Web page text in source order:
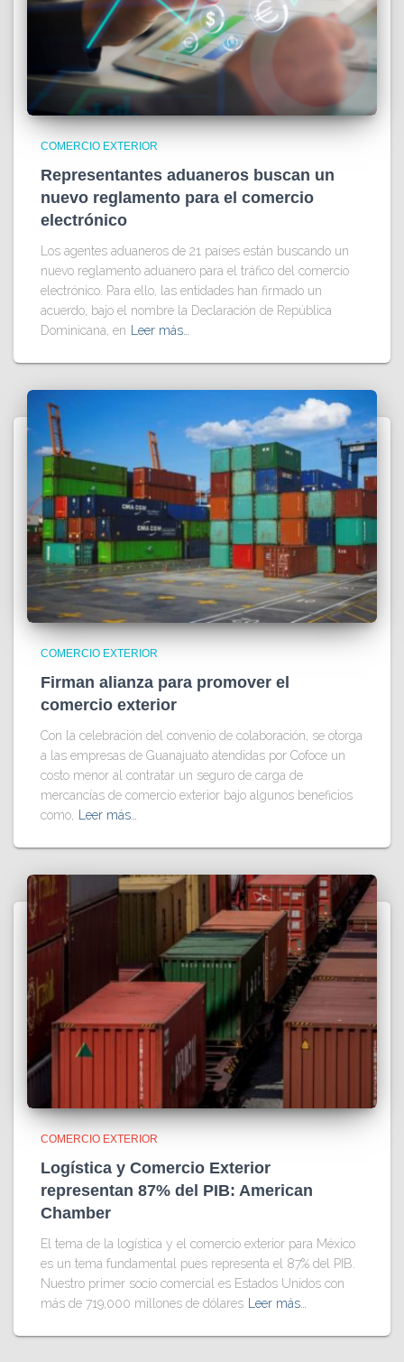
COMERCIO EXTERIOR
Representantes aduaneros buscan un
nuevo reglamento para el comercio
electrónico
Los agentes aduaneros de 21 países están buscando un
nuevo reglamento aduanero para el tráfico del comercio
electrónico. Para ello, las entidades han firmado un
acuerdo, bajo el nombre la Declaración de República
Dominicana, en
Leer más…
COMERCIO EXTERIOR
Firman alianza para promover el
comercio exterior
Con la celebración del convenio de colaboración, se otorga
a las empresas de Guanajuato atendidas por Cofoce un
costo menor al contratar un seguro de carga de
mercancías de comercio exterior bajo algunos beneficios
como, Leer más…
COMERCIO EXTERIOR
Logística y Comercio Exterior
representan 87% del PIB: American
Chamber
El tema de la logística y el comercio exterior para México
es un tema fundamental pues representa el 87% del PIB.
Nuestro primer socio comercial es Estados Unidos con
más de 719,000 millones de dólares
Leer más…